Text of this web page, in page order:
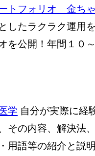
トフォリオ 金ち
したラクラク運用
を公開！年間１０
学 自分が実際に経
その内容、解決法
用語等の紹介と説